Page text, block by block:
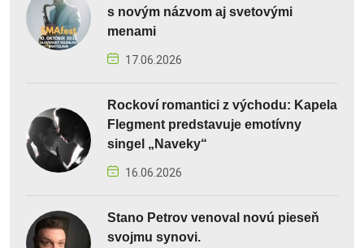
s novým názvom aj svetovými
menami
17.06.2026
Rockoví romantici z východu: Kapela
Flegment predstavuje emotívny
singel „Naveky“
16.06.2026
Stano Petrov venoval novú pieseň
svojmu synovi.